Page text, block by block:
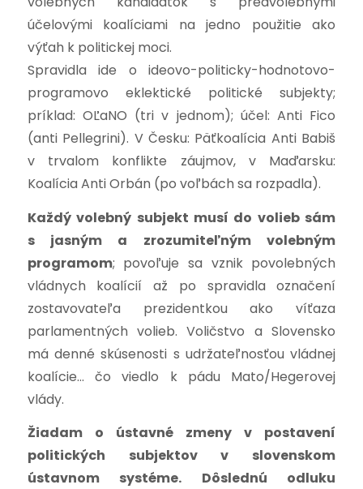
účelovými koalíciami na jedno použitie ako
výťah k politickej moci.
Spravidla ide o ideovo-politicky-hodnotovo-
programovo eklektické politické subjekty;
príklad: OĽaNO (tri v jednom); účel: Anti Fico
(anti Pellegrini). V Česku: Päťkoalícia Anti Babiš
v trvalom konflikte záujmov, v Maďarsku:
Koalícia Anti Orbán (po voľbách sa rozpadla).
Každý volebný subjekt musí do volieb sám
s jasným a zrozumiteľným volebným
programom; povoľuje sa vznik povolebných
vládnych koalícií až po spravidla označení
zostavovateľa prezidentkou ako víťaza
parlamentných volieb. Voličstvo a Slovensko
má denné skúsenosti s udržateľnosťou vládnej
koalície… čo viedlo k pádu Mato/Hegerovej
vlády.
Žiadam o ústavné zmeny v postavení
politických subjektov v slovenskom
ústavnom systéme. Dôslednú odluku